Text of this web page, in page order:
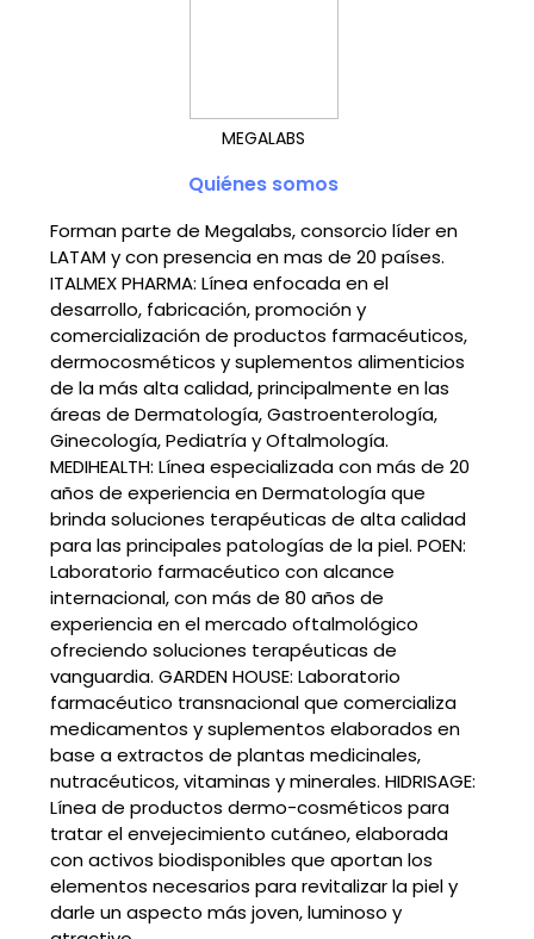
MEGALABS
Quiénes somos
Forman parte de Megalabs, consorcio líder en
LATAM y con presencia en mas de 20 países.
ITALMEX PHARMA: Línea enfocada en el
desarrollo, fabricación, promoción y
comercialización de productos farmacéuticos,
dermocosméticos y suplementos alimenticios
de la más alta calidad, principalmente en las
áreas de Dermatología, Gastroenterología,
Ginecología, Pediatría y Oftalmología.
MEDIHEALTH: Línea especializada con más de 20
años de experiencia en Dermatología que
brinda soluciones terapéuticas de alta calidad
para las principales patologías de la piel. POEN:
Laboratorio farmacéutico con alcance
internacional, con más de 80 años de
experiencia en el mercado oftalmológico
ofreciendo soluciones terapéuticas de
vanguardia. GARDEN HOUSE: Laboratorio
farmacéutico transnacional que comercializa
medicamentos y suplementos elaborados en
base a extractos de plantas medicinales,
nutracéuticos, vitaminas y minerales. HIDRISAGE:
Línea de productos dermo-cosméticos para
tratar el envejecimiento cutáneo, elaborada
con activos biodisponibles que aportan los
elementos necesarios para revitalizar la piel y
darle un aspecto más joven, luminoso y